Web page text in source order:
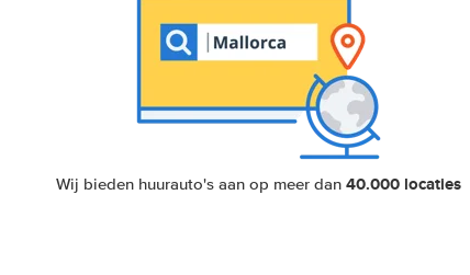
Wij bieden huurauto's aan op meer dan 40.000 locaties